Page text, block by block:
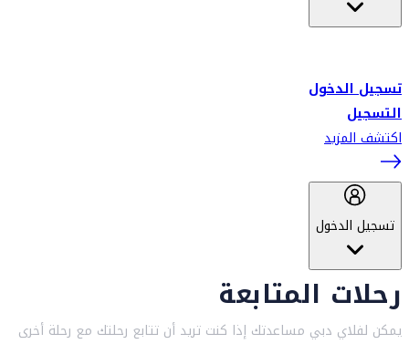
تسجيل الدخول
التسجيل
اكتشف المزيد
تسجيل الدخول
رحلات المتابعة
يمكن لفلاي دبي مساعدتك إذا كنت تريد أن تتابع رحلتك مع رحلة أخرى